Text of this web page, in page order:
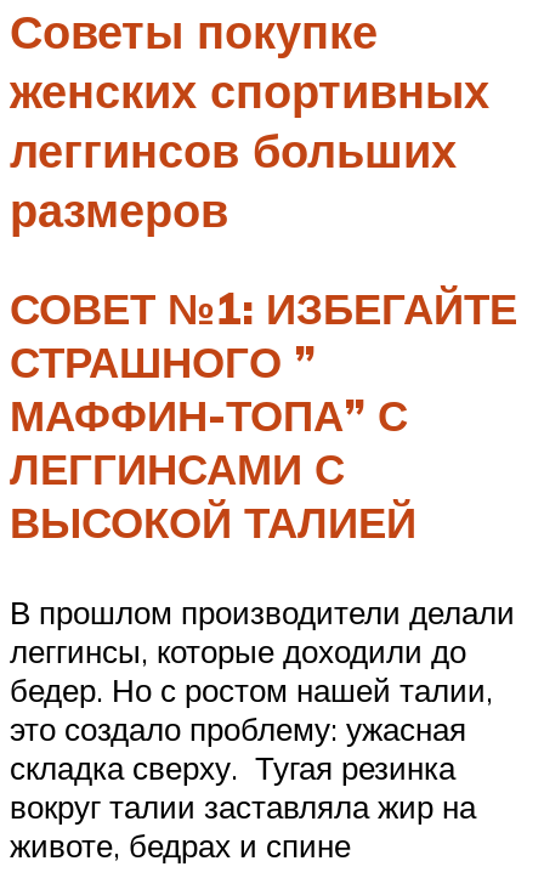
Советы покупке
женских спортивных
леггинсов больших
размеров
СОВЕТ №1: ИЗБЕГАЙТЕ
СТРАШНОГО ”
МАФФИН-ТОПА” С
ЛЕГГИНСАМИ С
ВЫСОКОЙ ТАЛИЕЙ
В прошлом производители делали
леггинсы, которые доходили до
бедер. Но с ростом нашей талии,
это создало проблему: ужасная
складка сверху. Тугая резинка
вокруг талии заставляла жир на
животе, бедрах и спине